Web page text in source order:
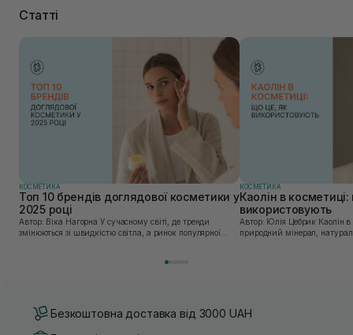
Статті
КОСМЕТИКА
Топ 10 брендів доглядової косметики у
2025 році
Автор: Віка Нагорна У сучасному світі, де тренди
змінюються зі швидкістю світла, а ринок популярної
КОСМЕТИКА
Каолін в
використовують
Автор: Юлія Цебрик Каолін в косметології – це
природний мінерал,
Безкоштовна доставка від 3000 UAH